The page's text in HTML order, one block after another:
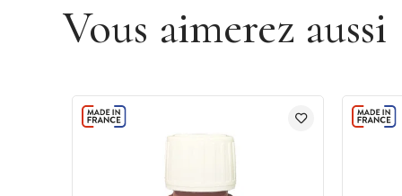
Vous aimerez aussi